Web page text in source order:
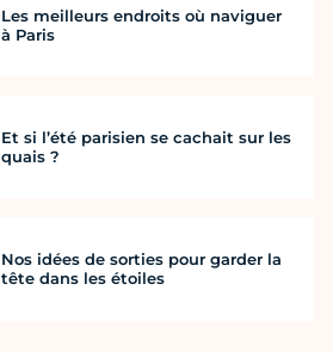
Les meilleurs endroits où naviguer
à Paris
Et si l’été parisien se cachait sur les
quais ?
Nos idées de sorties pour garder la
tête dans les étoiles